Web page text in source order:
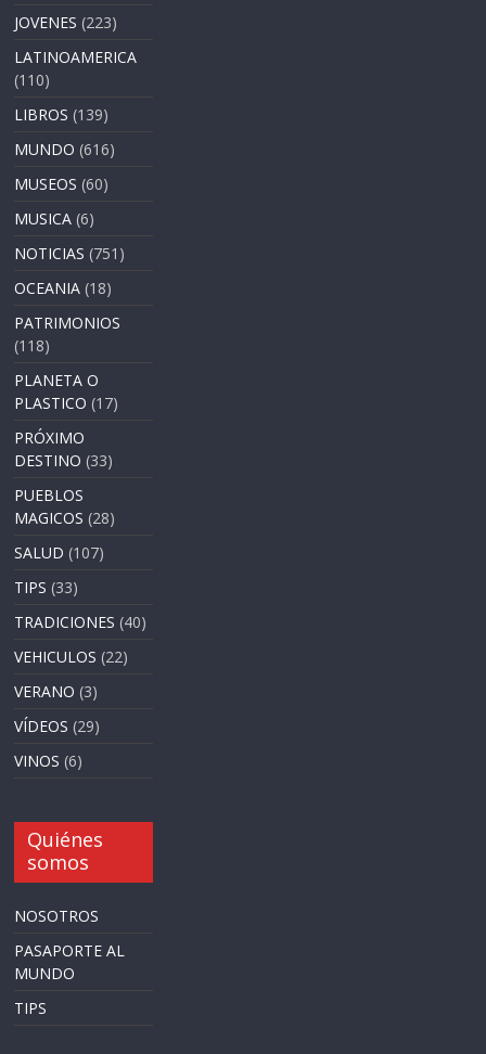
JOVENES (223)
LATINOAMERICA
(110)
LIBROS (139)
MUNDO (616)
MUSEOS (60)
MUSICA (6)
NOTICIAS (751)
OCEANIA (18)
PATRIMONIOS
(118)
PLANETA O
PLASTICO (17)
PRÓXIMO
DESTINO (33)
PUEBLOS
MAGICOS (28)
SALUD (107)
TIPS (33)
TRADICIONES (40)
VEHICULOS (22)
VERANO (3)
VÍDEOS (29)
VINOS (6)
Quiénes
somos
NOSOTROS
PASAPORTE AL
MUNDO
TIPS